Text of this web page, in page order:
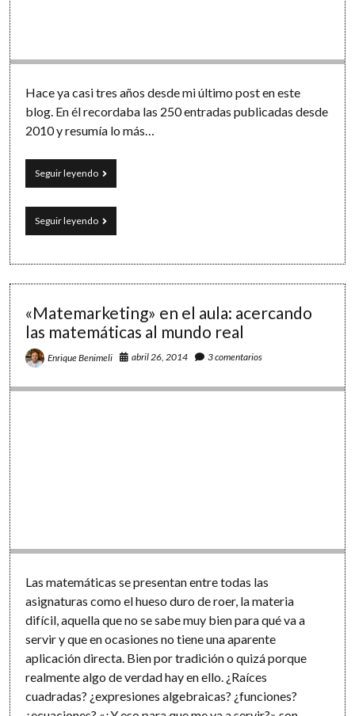
Hace ya casi tres años desde mi último post en este
blog. En él recordaba las 250 entradas publicadas desde
2010 y resumía lo más…
Seguir leyendoPrograma
y
Scratch,
Seguir leyendoPrograma
y
Scratch,
divisores
«Matemarketing» en el aula: acercando
las matemáticas al mundo real
Enrique Benimeli abril 26, 2014 3 comentarios
Las matemáticas se presentan entre todas las
asignaturas como el hueso duro de roer, la materia
difícil, aquella que no se sabe muy bien para qué va a
servir y que en ocasiones no tiene una aparente
aplicación directa. Bien por tradición o quizá porque
realmente algo de verdad hay en ello. ¿Raíces
cuadradas? ¿expresiones algebraicas? ¿funciones?